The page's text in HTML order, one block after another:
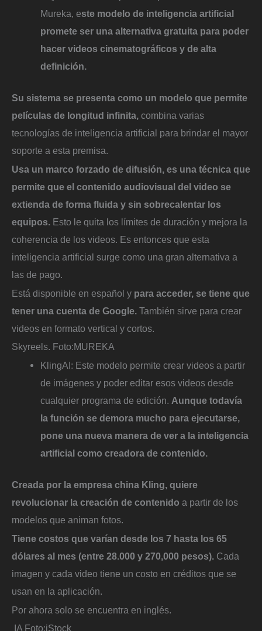
Mureka, este modelo de inteligencia artificial
promete ser una alternativa gratuita para poder
hacer videos cinematográficos y de alta
definición.
Su sistema se presenta como un modelo que permite
películas de longitud infinita, combina varias
tecnologías de inteligencia artificial para brindar el mayor
soporte a esta premisa.
Usa un marco forzado de difusión, es una técnica que
permite que el contenido audiovisual del video se
extienda de forma fluida y sin sobrecalentar los
equipos. Esto le quita los límites de duración y mejora la
coherencia de los videos. Es entonces que esta
inteligencia artificial surge como una gran alternativa a
las de pago.
Está disponible en español y para acceder, se tiene que
tener una cuenta de Google. También sirve para crear
videos en formato vertical y cortos.
Skyreels. Foto:MUREKA
KlingAI: Este modelo permite crear videos a partir
de imágenes y poder editar esos videos desde
cualquier programa de edición. Aunque todavía
la función se demora mucho para ejecutarse,
pone una nueva manera de ver a la inteligencia
artificial como creadora de contenido.
Creada por la empresa china Kling, quiere
revolucionar la creación de contenido a partir de los
modelos que animan fotos.
Tiene costos que varían desde los 7 hasta los 65
dólares al mes (entre 28.000 y 270,000 pesos). Cada
imagen y cada video tiene un costo en créditos que se
usan en la aplicación.
Por ahora solo se encuentra en inglés.
IA Foto:iStock